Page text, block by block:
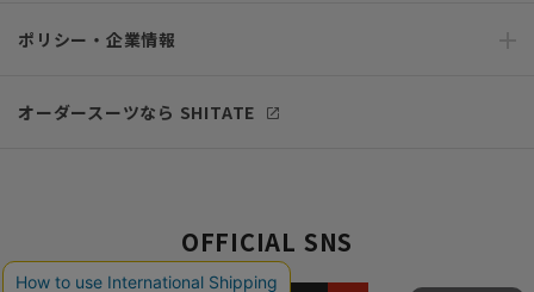
ポリシー・企業情報
オーダースーツなら SHITATE
OFFICIAL SNS